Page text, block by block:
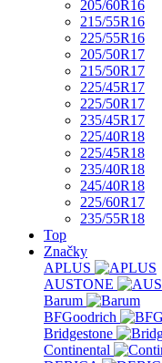
205/60R16
215/55R16
225/55R16
205/50R17
215/50R17
225/45R17
225/50R17
235/45R17
225/40R18
225/45R18
235/40R18
245/40R18
225/60R17
235/55R18
Top
Značky
APLUS
AUSTONE
Barum
BFGoodrich
Bridgestone
Continental